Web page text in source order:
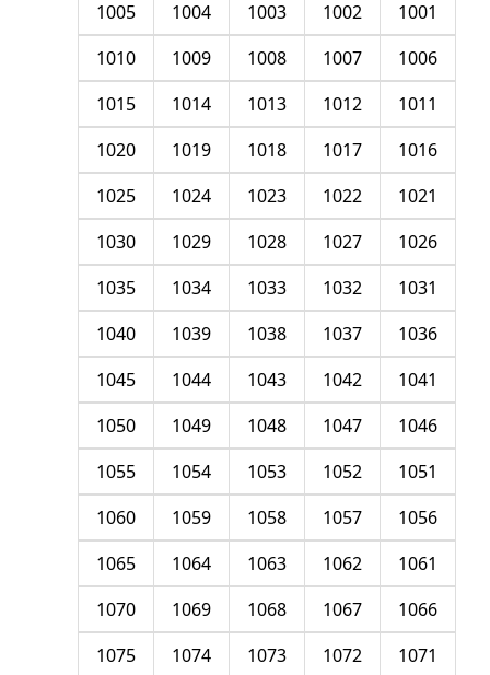
1001
1002
1003
1004
1005
1006
1007
1008
1009
1010
1011
1012
1013
1014
1015
1016
1017
1018
1019
1020
1021
1022
1023
1024
1025
1026
1027
1028
1029
1030
1031
1032
1033
1034
1035
1036
1037
1038
1039
1040
1041
1042
1043
1044
1045
1046
1047
1048
1049
1050
1051
1052
1053
1054
1055
1056
1057
1058
1059
1060
1061
1062
1063
1064
1065
1066
1067
1068
1069
1070
1071
1072
1073
1074
1075